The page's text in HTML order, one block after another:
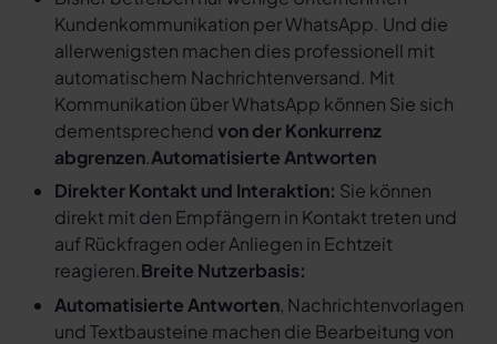
Kundenkommunikation per WhatsApp. Und die
allerwenigsten machen dies professionell mit
automatischem Nachrichtenversand. Mit
Kommunikation über WhatsApp können Sie sich
dementsprechendvon der Konkurrenz
abgrenzen.Automatisierte Antworten
Direkter Kontakt und Interaktion: Sie können
direkt mit den Empfängern in Kontakt treten und
auf Rückfragen oder Anliegen in Echtzeit
reagieren.Breite Nutzerbasis:
Automatisierte Antworten, Nachrichtenvorlagen
und Textbausteine machen die Bearbeitung von